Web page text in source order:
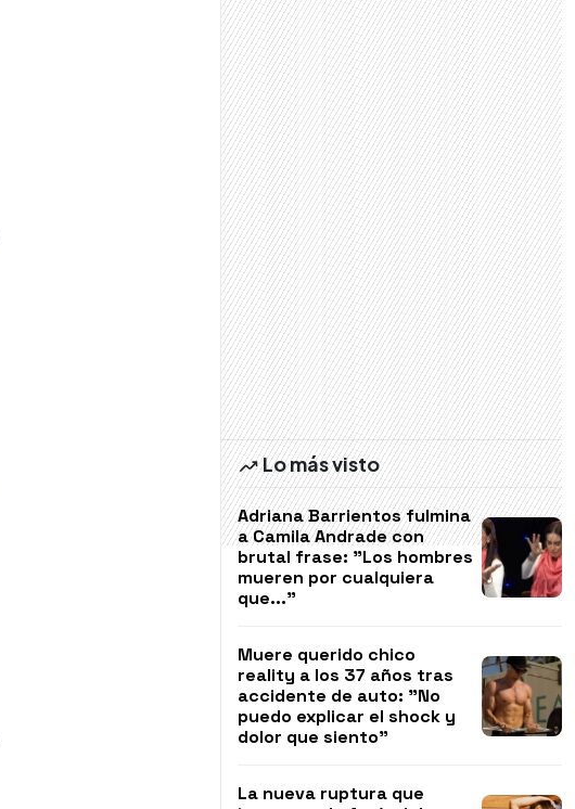
Lo más visto
Adriana Barrientos fulmina
a Camila Andrade con
brutal frase: "Los hombres
mueren por cualquiera
que..."
Muere querido chico
reality a los 37 años tras
accidente de auto: "No
puedo explicar el shock y
dolor que siento"
La nueva ruptura que